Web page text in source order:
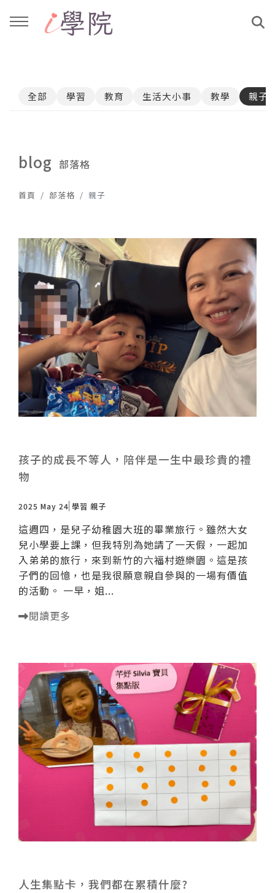
課程介紹
親子共學
公益講座
文章與影音作品
YouTube
媒體報導
說書影片
全部 學習 教育 生活大小事 教學 親子
blog 部落格
首頁 部落格 親子
孩子的成長不等人，陪伴是一生中最珍貴的禮
物
2025 May 24 學習 親子
這週四，是兒子幼稚園大班的畢業旅行。雖然大女
兒小學要上課，但我特別為她請了一天假，一起加
入弟弟的旅行，來到新竹的六福村遊樂園。這是孩
子們的回憶，也是我很願意親自參與的一場有價值
的活動。 一早，姐...
閱讀更多
人生集點卡，我們都在累積什麼?